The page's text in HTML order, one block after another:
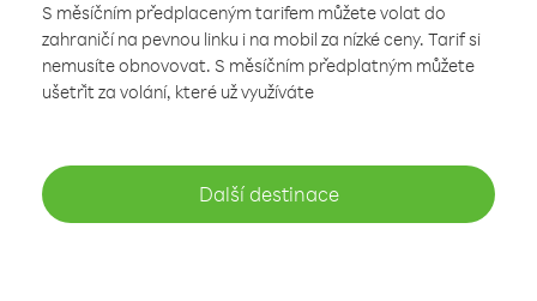
S měsíčním předplaceným tarifem můžete volat do
zahraničí na pevnou linku i na mobil za nízké ceny. Tarif si
nemusíte obnovovat. S měsíčním předplatným můžete
ušetřit za volání, které už využíváte
Další destinace